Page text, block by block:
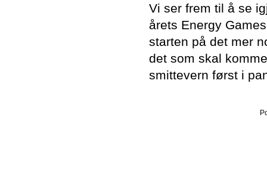
Vi ser frem til å se
årets Energy
starten på det mer
det som skal
smittevern først i